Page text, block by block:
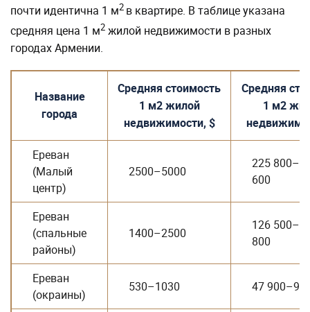
почти идентична 1 м2 в квартире. В таблице указана
средняя цена 1 м2 жилой недвижимости в разных
городах Армении.
Название
города
Средняя стоимость
1 м2 жилой
недвижимости, $
Средняя
1 м2
Ереван
(Малый
центр)
2500–5000
225
600
Ереван
(спальные
районы)
1400–2500
126
800
Ереван
(окраины)
530–1030 47 900–93